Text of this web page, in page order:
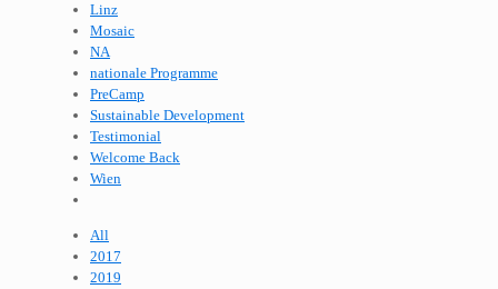
Linz
Mosaic
NA
nationale Programme
PreCamp
Sustainable Development
Testimonial
Welcome Back
Wien
All
2017
2019